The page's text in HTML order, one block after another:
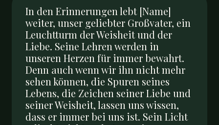
In den Erinnerungen lebt [Name]
weiter, unser geliebter Großvater, ein
Leuchtturm der Weisheit und der
Liebe. Seine Lehren werden in
unseren Herzen für immer bewahrt.
Denn auch wenn wir ihn nicht mehr
sehen können, die Spuren seines
Lebens, die Zeichen seiner Liebe und
seiner Weisheit, lassen uns wissen,
dass er immer bei uns ist. Sein Licht